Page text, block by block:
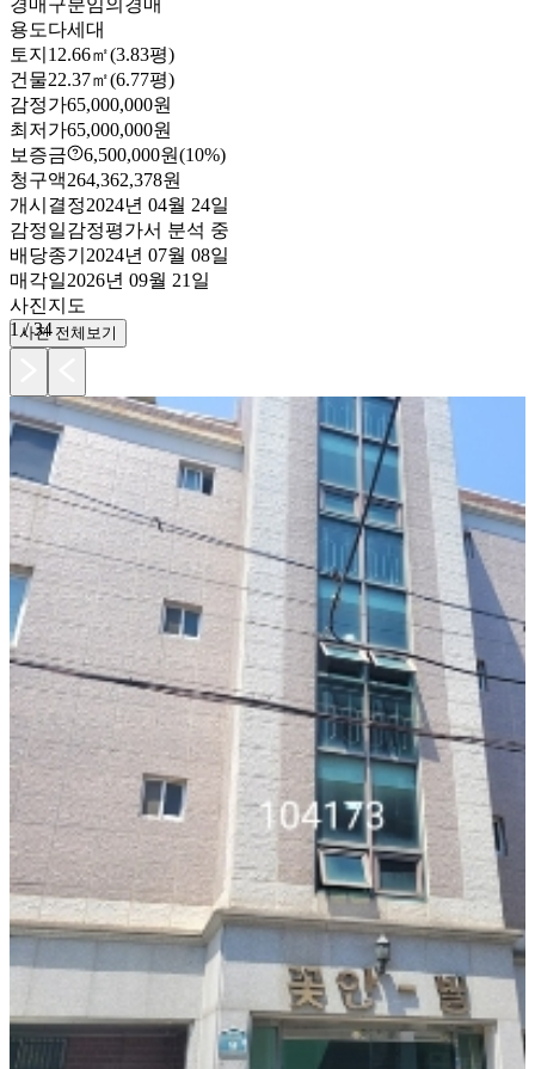
경매구분임의경매
용도다세대
토지 12.66㎡(3.83평)
건물22.37㎡(6.77평)
감정가65,000,000원
최저가65,000,000원
보증금
6,500,000원(10%)
청구액264,362,378원
개시결정2024년 04월 24일
감정일감정평가서 분석 중
배당종기 2024년 07월 08일
매각일2026년 09월 21일
사진지도
1 /34
사진 전체보기